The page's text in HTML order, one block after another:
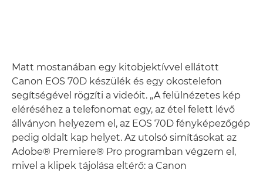
Matt mostanában egy kitobjektívvel ellátott
Canon EOS 70D készülék és egy okostelefon
segítségével rögzíti a videóit. „A felülnézetes kép
eléréséhez a telefonomat egy, az étel felett lévő
állványon helyezem el, az EOS 70D fényképezőgép
pedig oldalt kap helyet. Az utolsó simításokat az
Adobe® Premiere® Pro programban végzem el,
mivel a klipek tájolása eltérő: a Canon